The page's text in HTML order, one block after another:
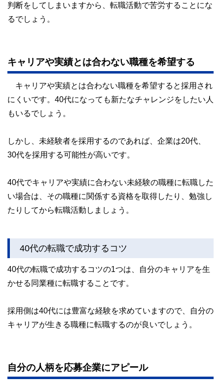
判断をしてしまいますから、転職活動で苦労することにな
るでしょう。
キャリアや実績とは合わない職種を希望する
キャリアや実績とは合わない職種を希望すると採用され
にくいです。40代になっても新たなチャレンジをしたい人
もいるでしょう。
しかし、未経験者を採用するのであれば、企業は20代、
30代を採用する可能性が高いです。
40代でキャリアや実績に合わない未経験の職種に転職した
い場合は、その職種に関係する資格を取得したり、勉強し
たりしてから転職活動しましょう。
40代の転職で成功するコツ
40代の転職で成功するコツの1つは、自分のキャリアを生
かせる同業種に転職することです。
採用側は40代には豊富な経験を求めていますので、自分の
キャリアが生きる職種に転職するのが良いでしょう。
自分の人柄を応募企業にアピール